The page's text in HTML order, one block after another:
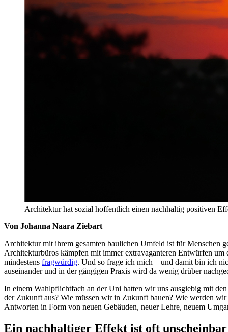
Architektur hat sozial hoffentlich einen nachhaltig positiven
Von Johanna Naara Ziebart
Architektur mit ihrem gesamten baulichen Umfeld ist für Menschen
Architekturbüros kämpfen mit immer extravaganteren Entwürfen
mindestens fragwürdig. Und so frage ich mich – und damit bin ich
auseinander und in der gängigen Praxis wird da wenig drüber
In einem Wahlpflichtfach an der Uni hatten wir uns ausgiebig mit
der Zukunft aus? Wie müssen wir in Zukunft bauen? Wie werden
Antworten in Form von neuen Gebäuden, neuer Lehre, neuem
Ein nachhaltiger Effekt ist oft unscheinbar